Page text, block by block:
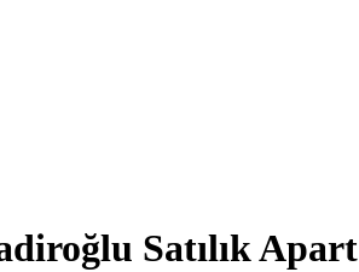
Satılık Apart